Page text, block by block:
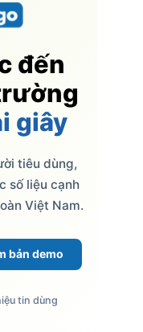
đến
giây
tiêu dùng,
số liệu cạnh
Việt Nam.
bản demo
tin dùng